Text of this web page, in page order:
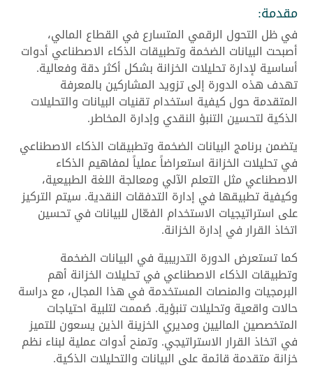
مقدمة:
في ظل التحول الرقمي المتسارع في القطاع المالي،
أصبحت البيانات الضخمة وتطبيقات الذكاء الاصطناعي أدوات
أساسية لإدارة تحليلات الخزانة بشكل أكثر دقة وفعالية.
تهدف هذه الدورة إلى تزويد المشاركين بالمعرفة
المتقدمة حول كيفية استخدام تقنيات البيانات والتحليلات
الذكية لتحسين التنبؤ النقدي وإدارة المخاطر.
يتضمن برنامج البيانات الضخمة وتطبيقات الذكاء الاصطناعي
في تحليلات الخزانة استعراضاً عملياً لمفاهيم الذكاء
الاصطناعي مثل التعلم الآلي ومعالجة اللغة الطبيعية،
وكيفية تطبيقها في إدارة التدفقات النقدية. سيتم التركيز
على استراتيجيات الاستخدام الفعّال للبيانات في تحسين
اتخاذ القرار في إدارة الخزانة.
كما تستعرض الدورة التدريبية في البيانات الضخمة
وتطبيقات الذكاء الاصطناعي في تحليلات الخزانة أهم
البرمجيات والمنصات المستخدمة في هذا المجال، مع دراسة
حالات واقعية وتحليلات تنبؤية. صُممت لتلبية احتياجات
المتخصصين الماليين ومديري الخزينة الذين يسعون للتميز
في اتخاذ القرار الاستراتيجي. وتمنح أدوات عملية لبناء نظم
خزانة متقدمة قائمة على البيانات والتحليلات الذكية.